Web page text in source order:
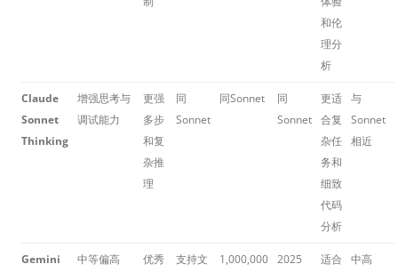
和伦
理分
析
Claude
Sonnet
Thinking
增强思考与
调试能力
更强
多步
和复
杂推
理
同
Sonnet
同Sonnet
同
Sonnet
更适
合复
杂任
务和
细致
代码
分析
与
Sonnet
相近
Gemini
中等偏高
优秀
支持文
1,000,000 2025
适合
中高